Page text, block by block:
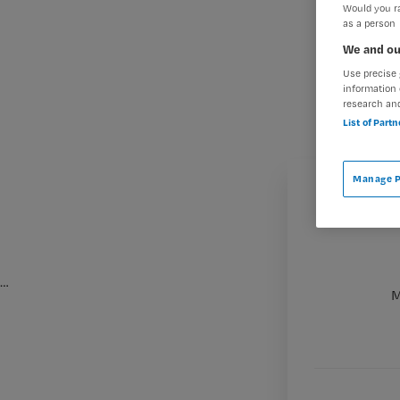
…
Would you
as a person
We and
Use
information
research
List of
Manage